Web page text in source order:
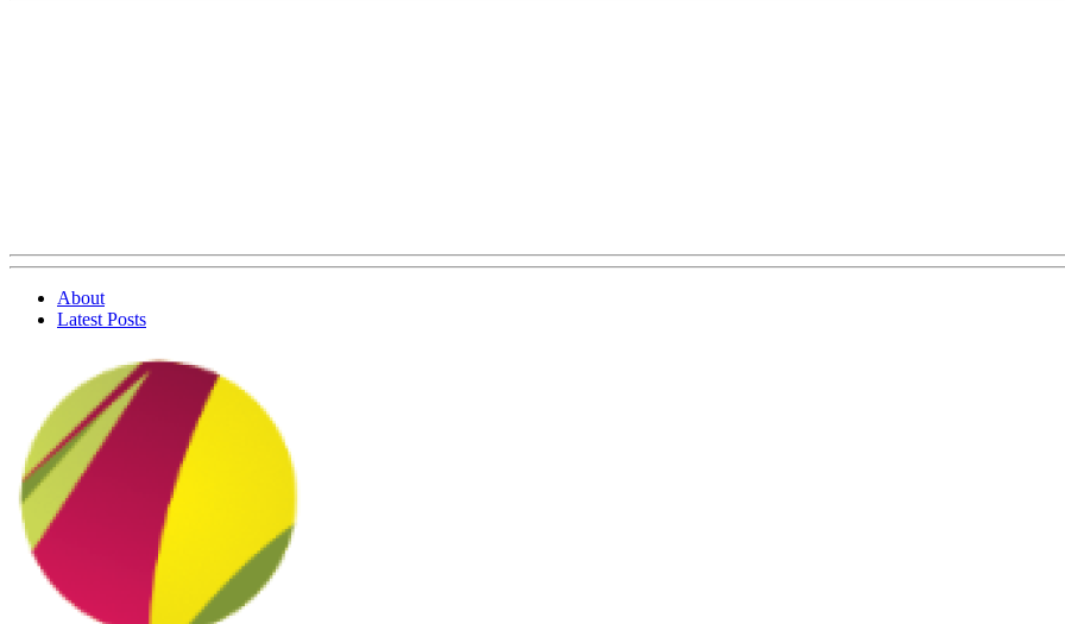
About
Latest Posts